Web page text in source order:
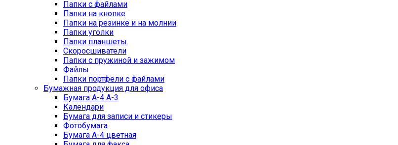
Папки с файлами
Папки на кнопке
Папки на резинке и на молнии
Папки уголки
Папки планшеты
Скоросшиватели
Папки с пружиной и зажимом
Файлы
Папки портфели с файлами
Бумажная продукция для офиса
Бумага А-4 А-3
Календари
Бумага для записи и стикеры
Фотобумага
Бумага А-4 цветная